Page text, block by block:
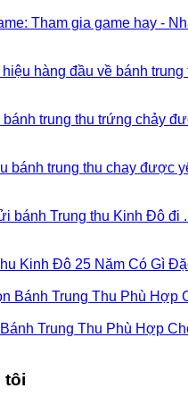
Tham gia game hay -
hàng đầu về bánh trung
trung thu trứng chảy
bánh trung thu chay được
bánh Trung thu Kinh Đô đi
Kinh Đô 25 Năm Có Gì
Trung Thu Phù Hợp
tôi